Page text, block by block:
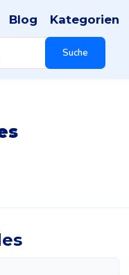
Suche
Blog Kategorien